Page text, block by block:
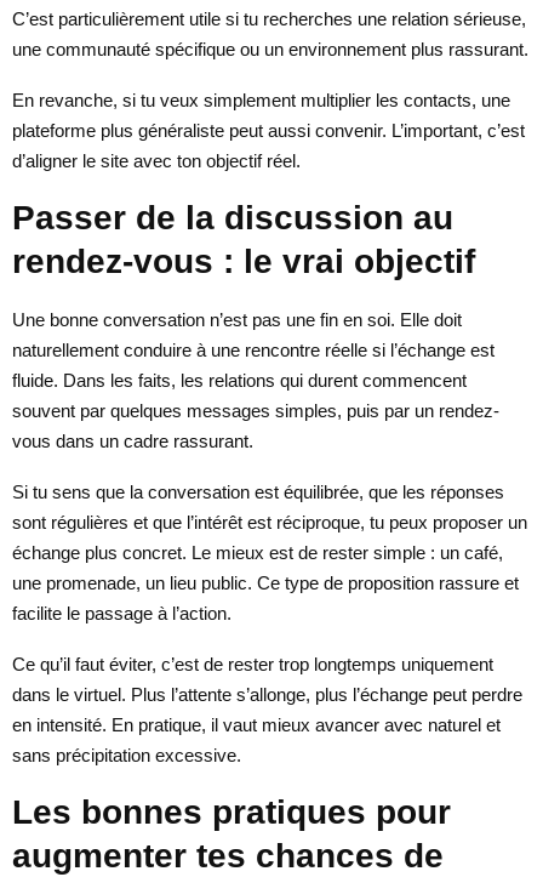
C’est particulièrement utile si tu recherches une relation sérieuse,
une communauté spécifique ou un environnement plus rassurant.
En revanche, si tu veux simplement multiplier les contacts, une
plateforme plus généraliste peut aussi convenir. L’important, c’est
d’aligner le site avec ton objectif réel.
Passer de la discussion au
rendez-vous : le vrai objectif
Une bonne conversation n’est pas une fin en soi. Elle doit
naturellement conduire à une rencontre réelle si l’échange est
fluide. Dans les faits, les relations qui durent commencent
souvent par quelques messages simples, puis par un rendez-
vous dans un cadre rassurant.
Si tu sens que la conversation est équilibrée, que les réponses
sont régulières et que l’intérêt est réciproque, tu peux proposer un
échange plus concret. Le mieux est de rester simple : un café,
une promenade, un lieu public. Ce type de proposition rassure et
facilite le passage à l’action.
Ce qu’il faut éviter, c’est de rester trop longtemps uniquement
dans le virtuel. Plus l’attente s’allonge, plus l’échange peut perdre
en intensité. En pratique, il vaut mieux avancer avec naturel et
sans précipitation excessive.
Les bonnes pratiques pour
augmenter tes chances de